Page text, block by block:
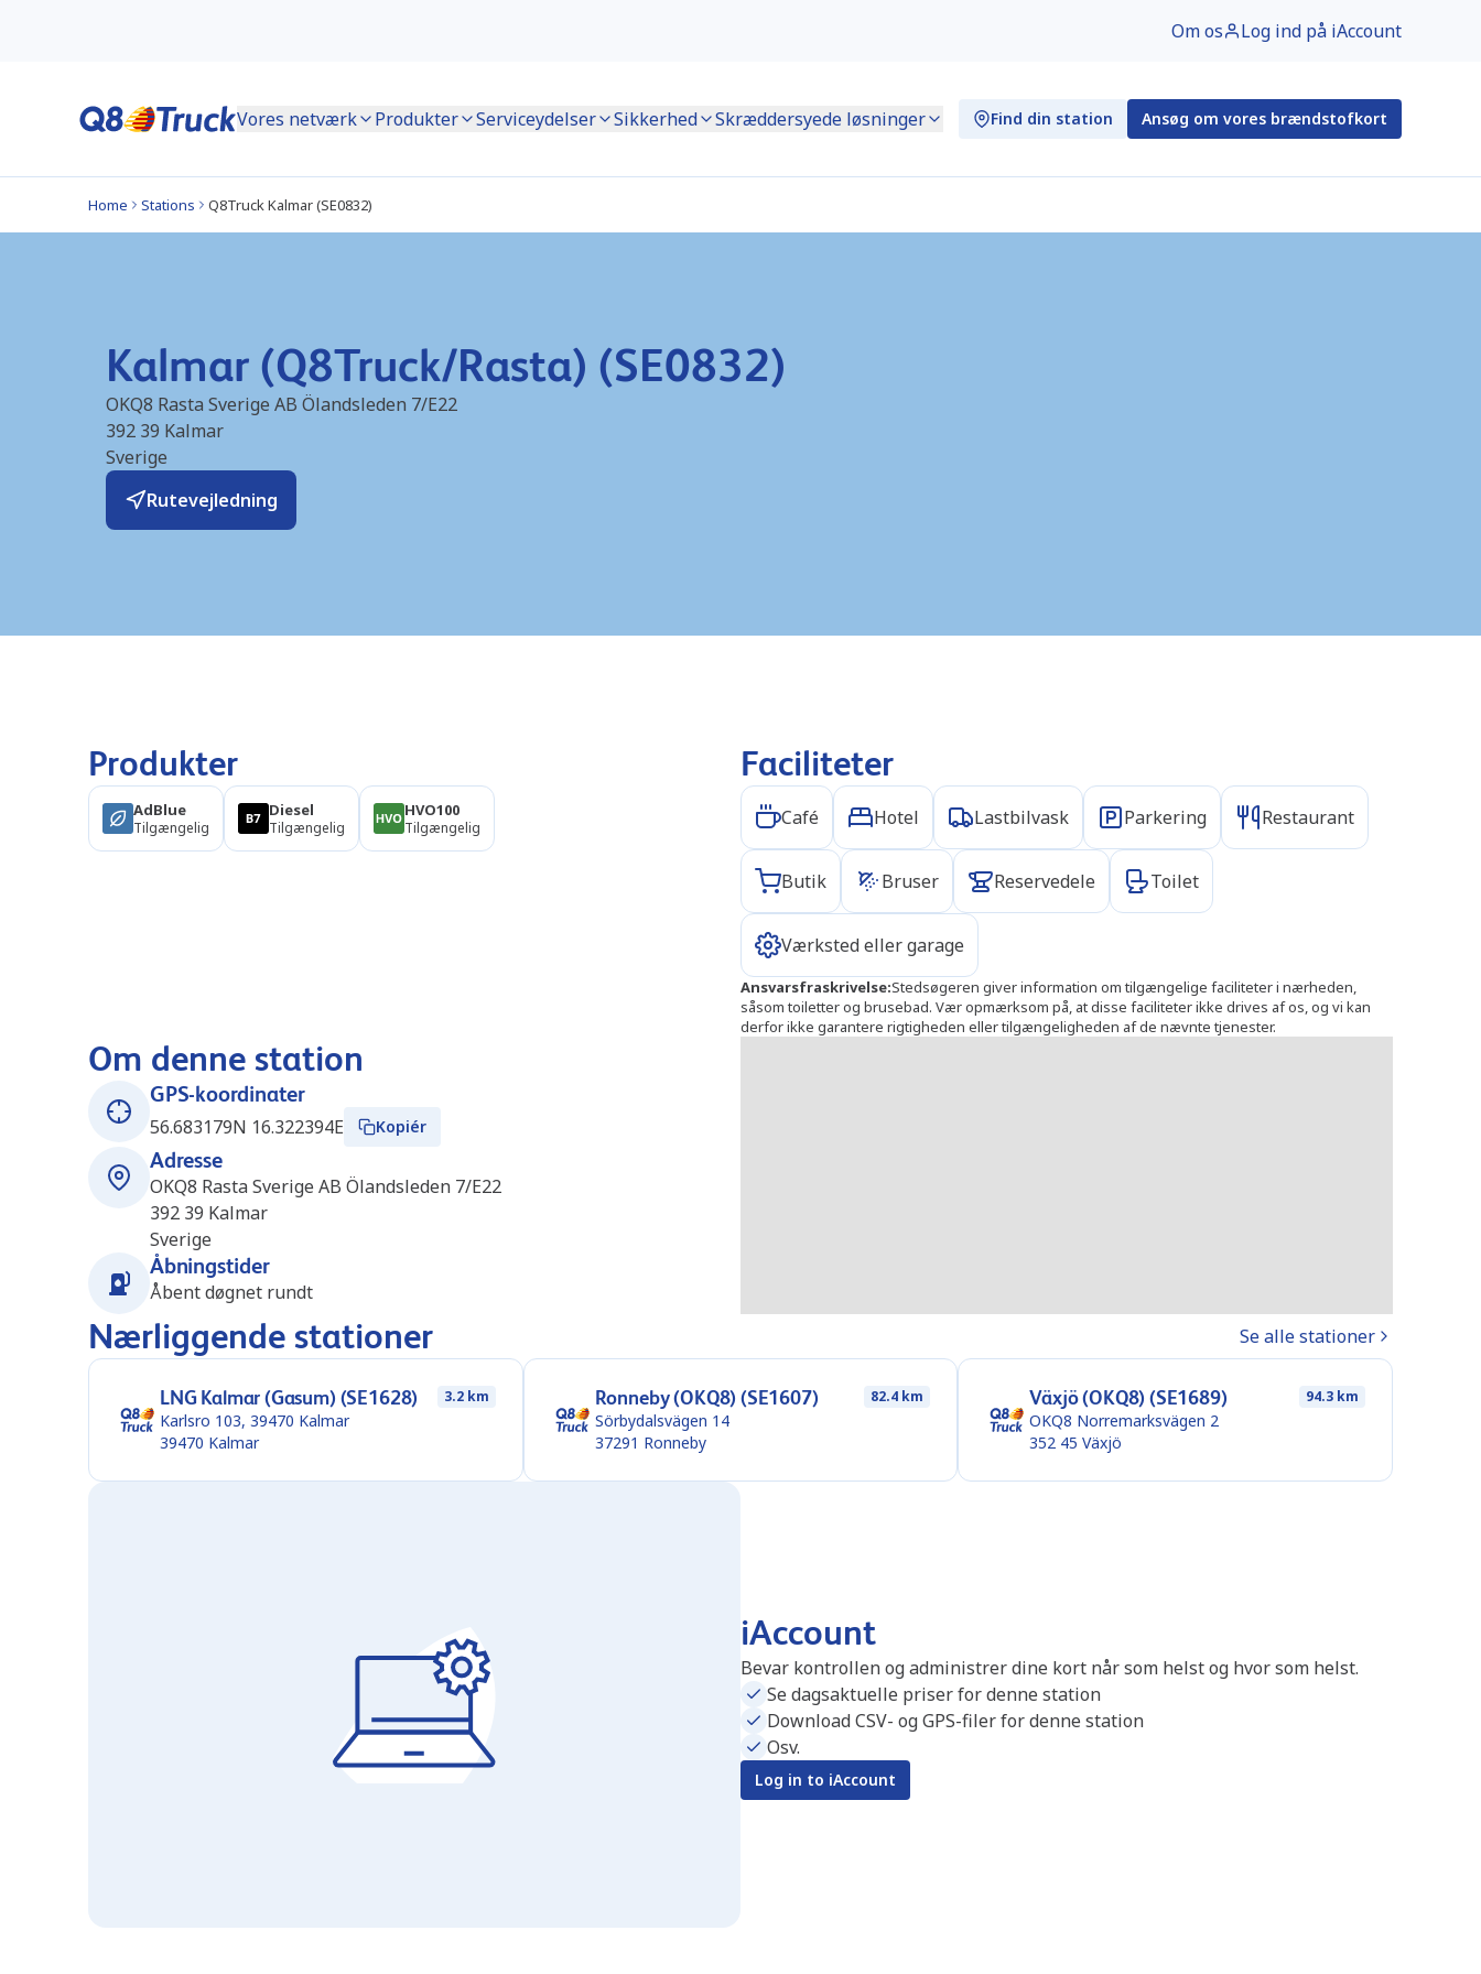
Om os Log ind på iAccount
Vores netværk Produkter Serviceydelser Sikkerhed Skræddersyede løsninger Find din station Ansøg om vores brændstofkort
Home Stations Q8Truck Kalmar (SE0832)
Kalmar (Q8Truck/Rasta) (SE0832)
OKQ8 Rasta Sverige AB Ölandsleden 7/E22
392 39 Kalmar
Sverige
Rutevejledning
Produkter
AdBlue
Tilgængelig
Diesel
Tilgængelig
HVO100
Tilgængelig
Faciliteter
Café Hotel Lastbilvask Parkering Restaurant
Butik Bruser Reservedele Toilet
Værksted eller garage
Ansvarsfraskrivelse:Stedsøgeren giver information om tilgængelige faciliteter i nærheden,
såsom toiletter og brusebad. Vær opmærksom på, at disse faciliteter ikke drives af os, og vi kan
derfor ikke garantere rigtigheden eller tilgængeligheden af de nævnte tjenester.
Om denne station
GPS-koordinater
56.683179N 16.322394E
Kopiér
Adresse
OKQ8 Rasta Sverige AB Ölandsleden 7/E22
392 39 Kalmar
Sverige
Åbningstider
Åbent døgnet rundt
Nærliggende stationer Se alle stationer
LNG Kalmar (Gasum) (SE1628) 3.2 km
Karlsro 103, 39470 Kalmar
39470 Kalmar
Ronneby (OKQ8) (SE1607) 82.4 km
Sörbydalsvägen 14
37291 Ronneby
Växjö (OKQ8) (SE1689) 94.3 km
OKQ8 Norremarksvägen 2
352 45 Växjö
iAccount
Bevar kontrollen og administrer dine kort når som helst og hvor som helst.
Se dagsaktuelle priser for denne station
Download CSV- og GPS-filer for denne station
Osv.
Log in to iAccount